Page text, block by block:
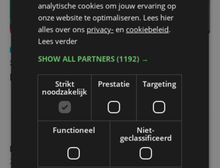
Skelet van potvis Valentijn wordt bot per
bot in elkaar gezet
Maak zelf het nieuws
Zie of hoor je iets dat interessant is voor alle West-Vlamingen,
analytische cookies om jouw ervaring op
onze website te optimaliseren. Lees hier
alles over ons privacy- en cookiebeleid.
Lees verder
SHOW ALL PARTNERS(1192) →
Strikt
noodzakelijk
Prestatie Targeting
Functioneel
Niet-
geclassificeerd